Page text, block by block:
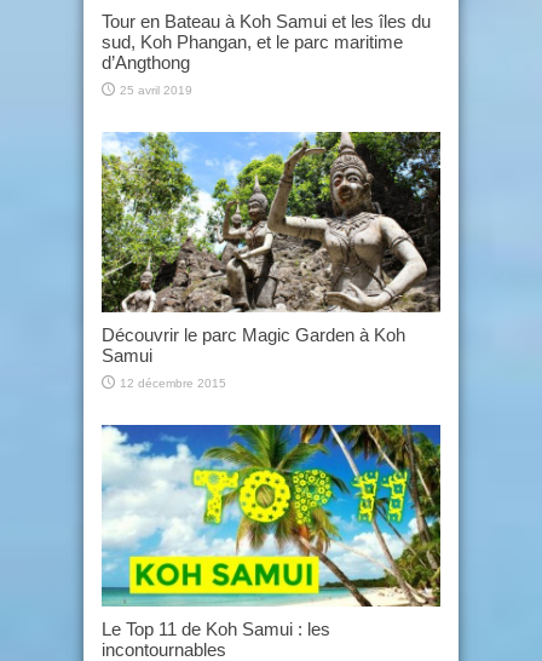
Tour en Bateau à Koh Samui et les îles du
sud, Koh Phangan, et le parc maritime
d’Angthong
25 avril 2019
Découvrir le parc Magic Garden à Koh
Samui
12 décembre 2015
Le Top 11 de Koh Samui : les
incontournables